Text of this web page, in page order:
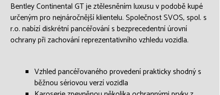
Bentley Continental GT je ztělesněním luxusu v podobě kupé
určeným pro nejnáročnější klientelu. Společnost SVOS, spol. s
r.o. nabízí diskrétní pancéřování s bezprecedentní úrovní
ochrany při zachování reprezentativního vzhledu vozidla.
Vzhled pancéřovaného provedení prakticky shodný s
běžnou sériovou verzí vozidla